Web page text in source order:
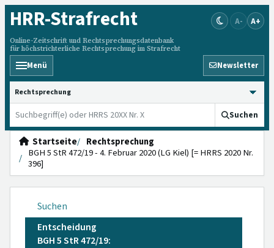
HRR-Strafrecht
Online-Zeitschrift und Rechtsprechungsdatenbank
für höchstrichterliche Rechtsprechung im Strafrecht
A- A+
Menü Newsletter
HRRS durchsuchen
Suchen
Startseite
Rechtsprechung
BGH 5 StR 472/19 - 4. Februar 2020 (LG Kiel) [= HRRS 2020 Nr.
396]
Suchen
Entscheidung
BGH 5 StR 472/19: